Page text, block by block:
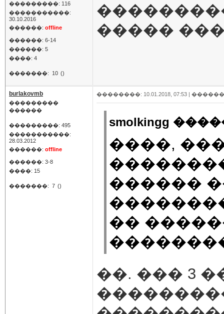
���������: 116
�����������:
30.10.2016
������: offline
������: 6-14
������: 5
����: 4
�������: 10 ()
�����
burlakovmb
���������
������
���������: 495
�����������:
28.03.2012
������: offline
������: 3-8
����: 15
�������: 7 ()
��������: 10.01.2018, 07:53 |
smolkingg
����,
������
��
��. ��� 3